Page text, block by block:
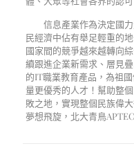
信息產業作為決定國
民經濟中佔有舉足輕重的
國家間的競爭越來越轉向
續跟進企業新需求、層見
的IT職業教育產品，為祖
量更優秀的人才！幫助整
敗之地，實現整個民族偉
夢想飛旋，北大青鳥